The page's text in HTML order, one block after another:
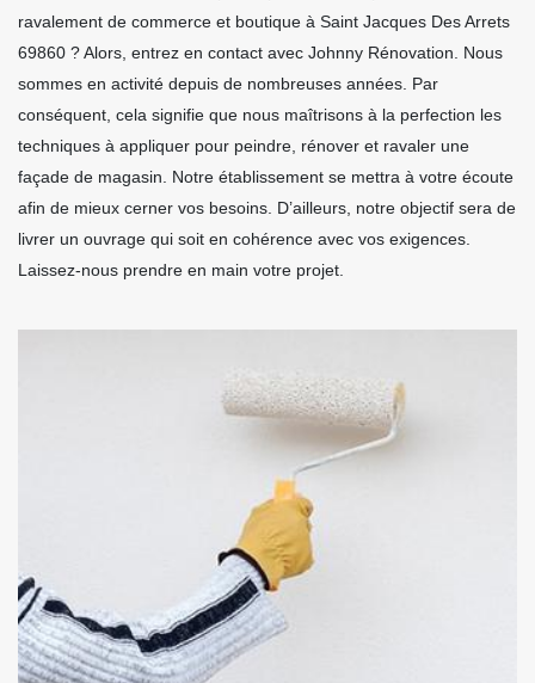
ravalement de commerce et boutique à Saint Jacques Des Arrets
69860 ? Alors, entrez en contact avec Johnny Rénovation. Nous
sommes en activité depuis de nombreuses années. Par
conséquent, cela signifie que nous maîtrisons à la perfection les
techniques à appliquer pour peindre, rénover et ravaler une
façade de magasin. Notre établissement se mettra à votre écoute
afin de mieux cerner vos besoins. D’ailleurs, notre objectif sera de
livrer un ouvrage qui soit en cohérence avec vos exigences.
Laissez-nous prendre en main votre projet.